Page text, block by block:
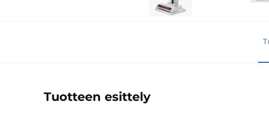
Tuotteen esittely